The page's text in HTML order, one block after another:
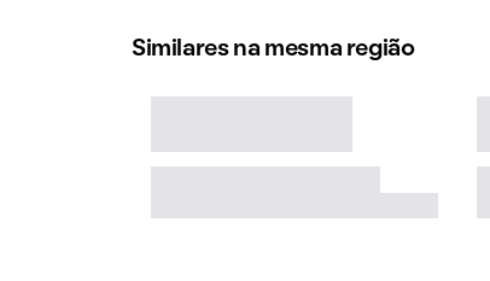
Similares na mesma região